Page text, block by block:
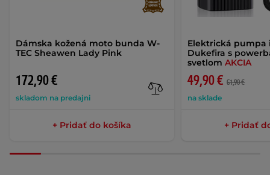
Dámska kožená moto bunda W-
TEC Sheawen Lady Pink
172,90 €
skladom na predajni
+ Pridať do košíka
Elektrická pumpa
Dukefira s
svetlomAKCIA
49,90 € 61,90 €
na sklade
+ Pridať